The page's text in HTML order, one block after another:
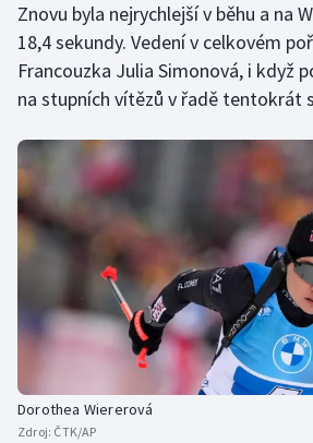
Plavání
Plážový volejbal
Rychlobruslení
Rychlostní kanoistika
Short track
Sportovní střelba
Stolní tenis
Znovu byla nejrychlejší v běhu a na
18,4 sekundy. Vedení v celkovém
Francouzka Julia Simonová, i když
na stupních vítězů v řadě tentokrát
Dorothea Wiererová
Zdroj: ČTK/AP